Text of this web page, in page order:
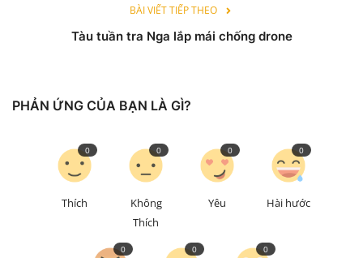
VietnameseBÀI VIẾT TIẾP THEO
Tàu tuần tra Nga lắp mái chống drone
PHẢN ỨNG CỦA BẠN LÀ GÌ?
Thích
0
Không
Thích
0
Yêu
0
Hài hước
0
0 0 0